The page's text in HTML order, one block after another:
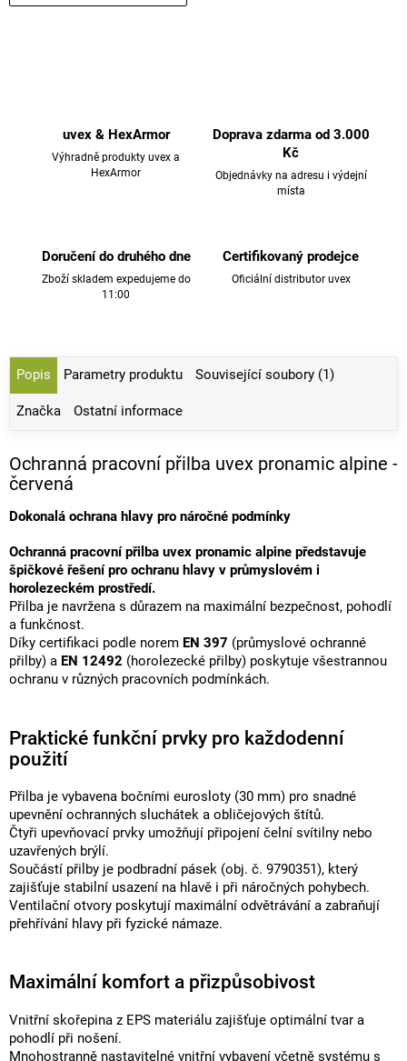
uvex & HexArmor
Výhradně produkty uvex a
HexArmor
Doprava zdarma od 3.000
Kč
Objednávky na adresu i výdejní
místa
Doručení do druhého dne
Zboží skladem expedujeme do
11:00
Certifikovaný prodejce
Oficiální distributor uvex
Popis Parametry produktu Související soubory (1)
Značka Ostatní informace
Ochranná pracovní přilba uvex pronamic alpine -
červená
Dokonalá ochrana hlavy pro náročné podmínky
Ochranná pracovní přilba uvex pronamic alpine představuje
špičkové řešení pro ochranu hlavy v průmyslovém i
horolezeckém prostředí.
Přilba je navržena s důrazem na maximální bezpečnost, pohodlí
a funkčnost.
Díky certifikaci podle norem EN 397 (průmyslové ochranné
přilby) a EN 12492 (horolezecké přilby) poskytuje všestrannou
ochranu v různých pracovních podmínkách.
Praktické funkční prvky pro každodenní
použití
Přilba je vybavena bočními eurosloty (30 mm) pro snadné
upevnění ochranných sluchátek a obličejových štítů.
Čtyři upevňovací prvky umožňují připojení čelní svítilny nebo
uzavřených brýlí.
Součástí přilby je podbradní pásek (obj. č. 9790351), který
zajišťuje stabilní usazení na hlavě i při náročných pohybech.
Ventilační otvory poskytují maximální odvětrávání a zabraňují
přehřívání hlavy při fyzické námaze.
Maximální komfort a přizpůsobivost
Vnitřní skořepina z EPS materiálu zajišťuje optimální tvar a
pohodlí při nošení.
Mnohostranně nastavitelné vnitřní vybavení včetně systému s